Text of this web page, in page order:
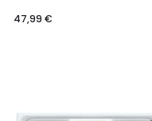
47,99 €